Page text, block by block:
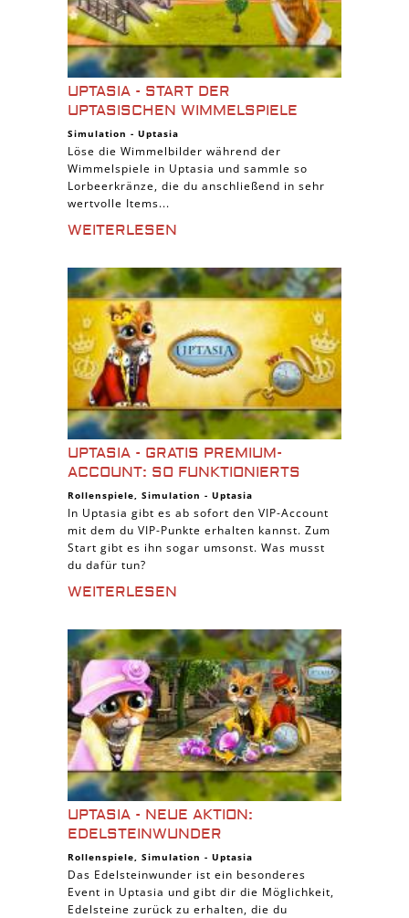
UPTASIA - START DER
UPTASISCHEN WIMMELSPIELE
Simulation - Uptasia
Löse die Wimmelbilder während der
Wimmelspiele in Uptasia und sammle so
Lorbeerkränze, die du anschließend in sehr
wertvolle Items...
WEITERLESEN
UPTASIA - GRATIS PREMIUM-
ACCOUNT: SO FUNKTIONIERTS
Rollenspiele, Simulation - Uptasia
In Uptasia gibt es ab sofort den VIP-Account
mit dem du VIP-Punkte erhalten kannst. Zum
Start gibt es ihn sogar umsonst. Was musst
du dafür tun?
WEITERLESEN
UPTASIA - NEUE AKTION:
EDELSTEINWUNDER
Rollenspiele, Simulation - Uptasia
Das Edelsteinwunder ist ein besonderes
Event in Uptasia und gibt dir die Möglichkeit,
Edelsteine zurück zu erhalten, die du